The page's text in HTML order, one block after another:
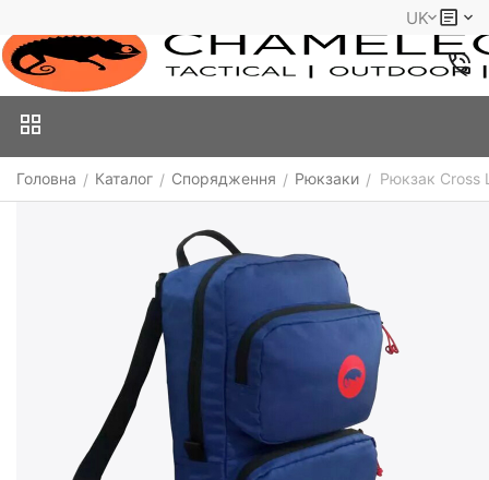
UK
Головна / Каталог / Спорядження / Рюкзаки / Рюкзак Сross